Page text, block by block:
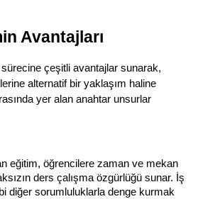
Avantajları
çeşitli avantajlar sunarak,
alternatif bir yaklaşım haline
yer alan anahtar unsurlar
eğitim, öğrencilere zaman ve mekan
ders çalışma özgürlüğü sunar. İş
diğer sorumluluklarla denge kurmak